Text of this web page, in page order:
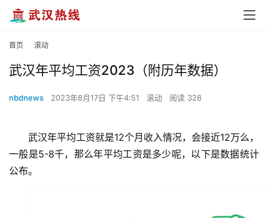
首页 滚动
武汉年平均工资2023（附历年数据）
nbdnews 2023年8月17日 下午4:51 滚动 阅读 328
武汉年平均工资就是12个月收入情况，会接近12万么，
一般是5-8千，那么年平均工资是多少呢，以下是数据统计
公布。